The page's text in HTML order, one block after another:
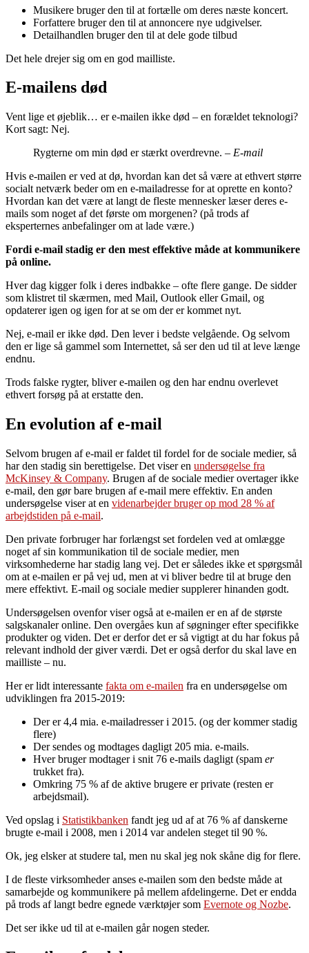
Musikere bruger den til at fortælle om deres næste koncert.
Forfattere bruger den til at annoncere nye udgivelser.
Detailhandlen bruger den til at dele gode tilbud
Det hele drejer sig om en god mailliste.
E-mailens død
Vent lige et øjeblik… er e-mailen ikke død – en forældet teknologi?
Kort sagt: Nej.
Rygterne om min død er stærkt overdrevne. – E-mail
Hvis e-mailen er ved at dø, hvordan kan det så være at ethvert større
socialt netværk beder om en e-mailadresse for at oprette en konto?
Hvordan kan det være at langt de fleste mennesker læser deres e-
mails som noget af det første om morgenen? (på trods af
eksperternes anbefalinger om at lade være.)
Fordi e-mail stadig er den mest effektive måde at kommunikere
på online.
Hver dag kigger folk i deres indbakke – ofte flere gange. De sidder
som klistret til skærmen, med Mail, Outlook eller Gmail, og
opdaterer igen og igen for at se om der er kommet nyt.
Nej, e-mail er ikke død. Den lever i bedste velgående. Og selvom
den er lige så gammel som Internettet, så ser den ud til at leve længe
endnu.
Trods falske rygter, bliver e-mailen og den har endnu overlevet
ethvert forsøg på at erstatte den.
En evolution af e-mail
Selvom brugen af e-mail er faldet til fordel for de sociale medier, så
har den stadig sin berettigelse. Det viser en undersøgelse fra
McKinsey & Company. Brugen af de sociale medier overtager ikke
e-mail, den gør bare brugen af e-mail mere effektiv. En anden
undersøgelse viser at en videnarbejder bruger op mod 28 % af
arbejdstiden på e-mail.
Den private forbruger har forlængst set fordelen ved at omlægge
noget af sin kommunikation til de sociale medier, men
virksomhederne har stadig lang vej. Det er således ikke et spørgsmål
om at e-mailen er på vej ud, men at vi bliver bedre til at bruge den
mere effektivt. E-mail og sociale medier supplerer hinanden godt.
Undersøgelsen ovenfor viser også at e-mailen er en af de største
salgskanaler online. Den overgåes kun af søgninger efter specifikke
produkter og viden. Det er derfor det er så vigtigt at du har fokus på
relevant indhold der giver værdi. Det er også derfor du skal lave en
mailliste – nu.
Her er lidt interessante fakta om e-mailen fra en undersøgelse om
udviklingen fra 2015-2019:
Der er 4,4 mia. e-mailadresser i 2015. (og der kommer stadig
flere)
Der sendes og modtages dagligt 205 mia. e-mails.
Hver bruger modtager i snit 76 e-mails dagligt (spam er
trukket fra).
Omkring 75 % af de aktive brugere er private (resten er
arbejdsmail).
Ved opslag i Statistikbanken fandt jeg ud af at 76 % af danskerne
brugte e-mail i 2008, men i 2014 var andelen steget til 90 %.
Ok, jeg elsker at studere tal, men nu skal jeg nok skåne dig for flere.
I de fleste virksomheder anses e-mailen som den bedste måde at
samarbejde og kommunikere på mellem afdelingerne. Det er endda
på trods af langt bedre egnede værktøjer som Evernote og Nozbe.
Det ser ikke ud til at e-mailen går nogen steder.